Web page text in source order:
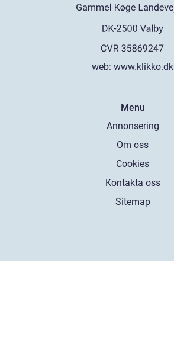
web: www.klikko.dk
Menu
Annonsering
Om oss
Cookies
Kontakta oss
Sitemap